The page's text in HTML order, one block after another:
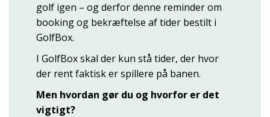
golf igen – og derfor denne reminder om
booking og bekræftelse af tider bestilt i
GolfBox.
I GolfBox skal der kun stå tider, der hvor
der rent faktisk er spillere på banen.
Men hvordan gør du og hvorfor er det
vigtigt?